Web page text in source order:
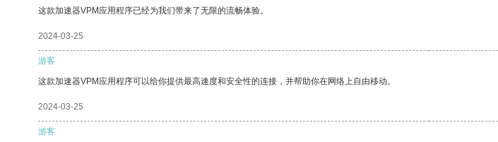
这款加速器VPM应用程序已经为我们带来了无限的流畅体验。
2024-03-25
游客
这款加速器VPM应用程序可以给你提供最高速度和安全性的连接，并帮助你在网络上自由移动。
2024-03-25
游客